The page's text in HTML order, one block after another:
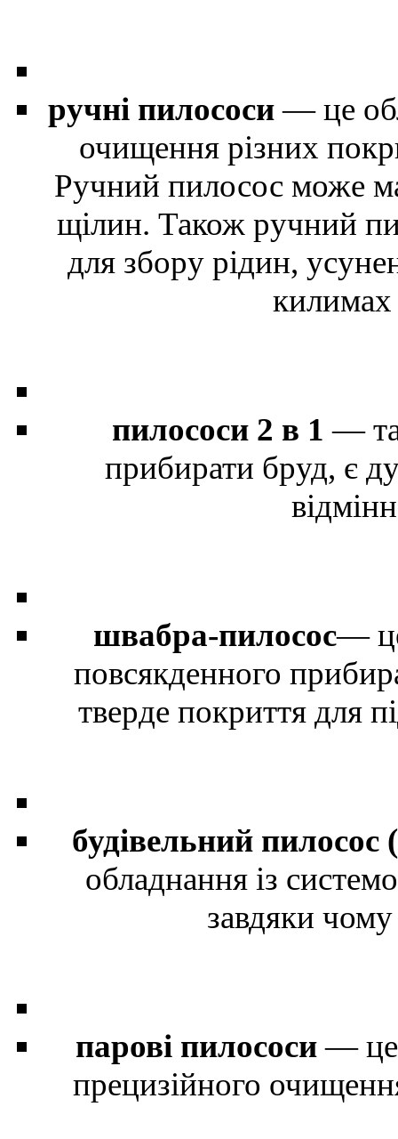
ручні пилососи— це
очищення різних
Ручний пилосос може
щілин. Також ручний
для збору рідин,
килимах
пилососи 2 в 1 —
прибирати бруд, є
швабра-пилосос—
повсякденного
тверде покриття для
будівельний
обладнання із
завдяки
парові пилососи— це
прецизійного